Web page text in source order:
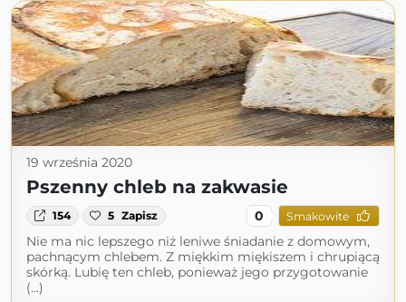
19 września 2020
Pszenny chleb na zakwasie
154 5 Zapisz 0 Smakowite
Nie ma nic lepszego niż leniwe śniadanie z domowym,
pachnącym chlebem. Z miękkim miękiszem i chrupiącą
skórką. Lubię ten chleb, ponieważ jego przygotowanie
(...)